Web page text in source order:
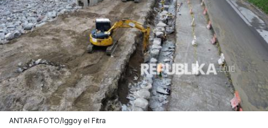
ANTARA FOTO/Iggoy el Fitra